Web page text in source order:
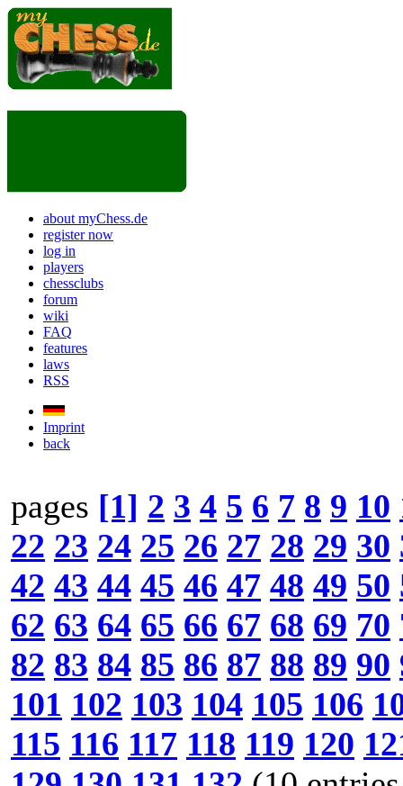
about myChess.de
register now
log in
players
chessclubs
forum
wiki
FAQ
features
laws
RSS
Imprint
back
pages [1] 2 3 4 5 6 7 8 9 10
22 23 24 25 26 27 28 29 30
42 43 44 45 46 47 48 49 50
62 63 64 65 66 67 68 69 70
82 83 84 85 86 87 88 89 90
101 102 103 104 105 106
115 116 117 118 119 120